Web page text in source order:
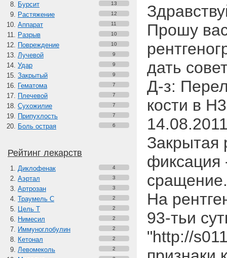
Бурсит 13
Растяжение 12
Аппарат 11
Разрыв 10
Повреждение 10
Лучевой 9
Удар 9
Закрытый 9
Гематома 7
Плечевой 7
Сухожилие 7
Припухлость 7
Боль острая 6
Рейтинг лекарств
Диклофенак 4
Аэртал 3
Артрозан 3
Траумель С 2
Цель Т 2
Нимесил 2
Иммуноглобулин 2
Кетонал 2
Левомеколь 2
Прошу
дать
Д-з:
кости в
Закрытая
фиксация
сращение.
На
93-тьи
"http://